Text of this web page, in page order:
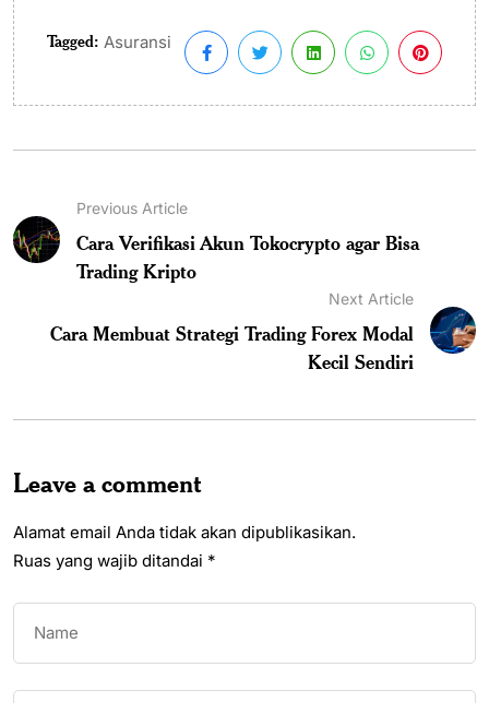
Tagged: Asuransi
Previous Article
Cara Verifikasi Akun Tokocrypto agar Bisa
Trading Kripto
Next Article
Cara Membuat Strategi Trading Forex Modal
Kecil Sendiri
Leave a comment
Alamat email Anda tidak akan dipublikasikan.
Ruas yang wajib ditandai *